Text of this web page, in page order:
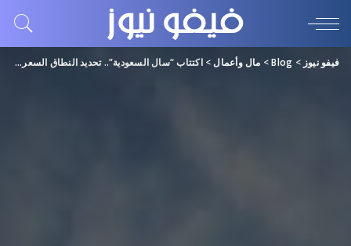
فيفو نيوز >
Blog
> مال وأعمال>اكتتاب “سال السعودية”.. تحديد النطاق السعري بين 98 و106 ريالات للسهم